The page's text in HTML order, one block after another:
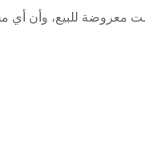
معروضة للبيع، وأن